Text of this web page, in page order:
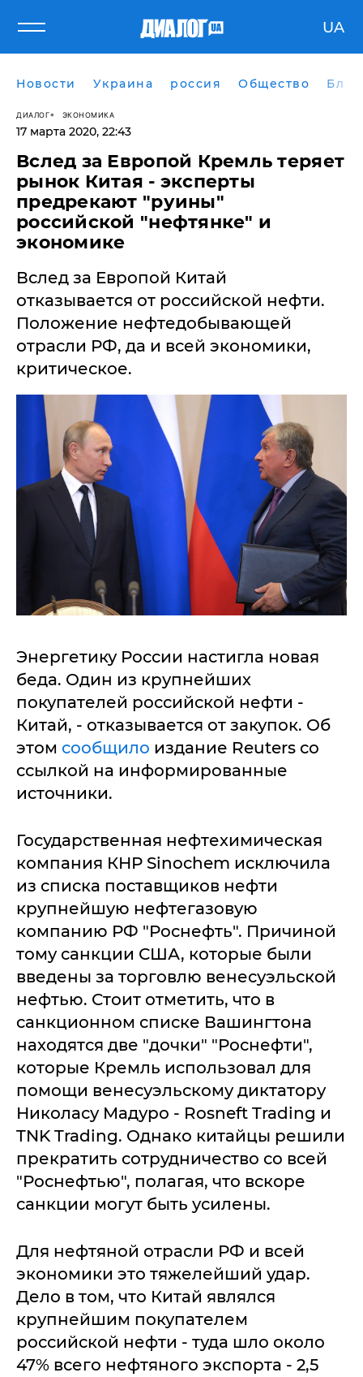
UA
Новости Украина россия Общество
ДИАЛОГ ЭКОНОМИКА
17 марта 2020, 22:43
​Вслед за Европой Кремль теряет
рынок Китая - эксперты
предрекают "руины"
российской "нефтянке" и
экономике
Вслед за Европой Китай
отказывается от российской нефти.
Положение нефтедобывающей
отрасли РФ, да и всей экономики,
критическое.
Энергетику России настигла новая
беда. Один из крупнейших
покупателей российской нефти -
Китай, - отказывается от закупок. Об
этом сообщило издание Reuters со
ссылкой на информированные
источники.
Государственная нефтехимическая
компания КНР Sinochem исключила
из списка поставщиков нефти
крупнейшую нефтегазовую
компанию РФ "Роснефть". Причиной
тому санкции США, которые были
введены за торговлю венесуэльской
нефтью. Стоит отметить, что в
санкционном списке Вашингтона
находятся две "дочки" "Роснефти",
которые Кремль использовал для
помощи венесуэльскому диктатору
Николасу Мадуро - Rosneft Trading и
TNK Trading. Однако китайцы решили
прекратить сотрудничество со всей
"Роснефтью", полагая, что вскоре
санкции могут быть усилены.
Для нефтяной отрасли РФ и всей
экономики это тяжелейший удар.
Дело в том, что Китай являлся
крупнейшим покупателем
российской нефти - туда шло около
47% всего нефтяного экспорта - 2,5